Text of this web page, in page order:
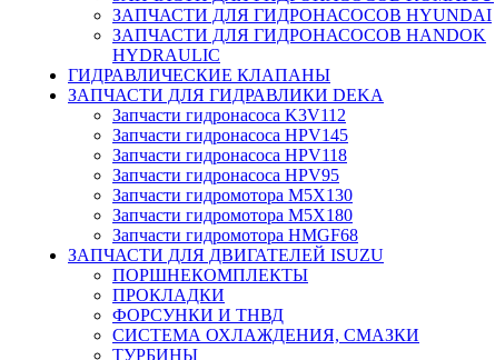
ЗАПЧАСТИ ДЛЯ ГИДРОНАСОСОВ HYUNDAI
ЗАПЧАСТИ ДЛЯ ГИДРОНАСОСОВ HANDOK
HYDRAULIC
ГИДРАВЛИЧЕСКИЕ КЛАПАНЫ
ЗАПЧАСТИ ДЛЯ ГИДРАВЛИКИ DEKA
Запчасти гидронасоса K3V112
Запчасти гидронасоса HPV145
Запчасти гидронасоса HPV118
Запчасти гидронасоса HPV95
Запчасти гидромотора M5X130
Запчасти гидромотора M5X180
Запчасти гидромотора HMGF68
ЗАПЧАСТИ ДЛЯ ДВИГАТЕЛЕЙ ISUZU
ПОРШНЕКОМПЛЕКТЫ
ПРОКЛАДКИ
ФОРСУНКИ И ТНВД
СИСТЕМА ОХЛАЖДЕНИЯ, СМАЗКИ
ТУРБИНЫ